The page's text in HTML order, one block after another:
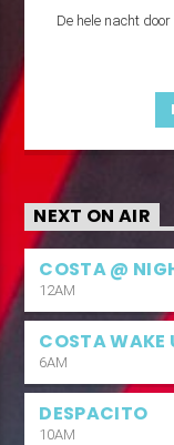
De hele nacht
NEXT ON AIR
COSTA @
12AM
COSTA WAKE
6AM
DESPACITO
10AM